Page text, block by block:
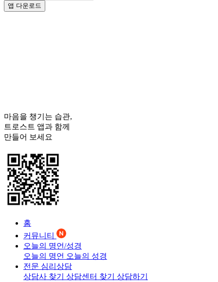
앱 다운로드
마음을 챙기는 습관,
트로스트 앱과 함께
만들어 보세요
홈
커뮤니티
오늘의 명언/성경
오늘의 명언 오늘의 성경
전문 심리상담
상담사 찾기 상담센터 찾기 상담하기